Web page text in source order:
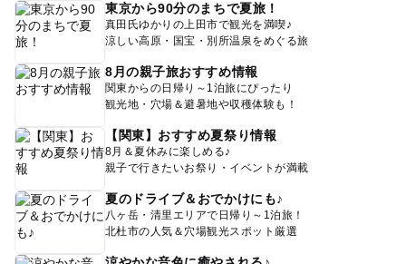
東京から90分のまちで夏旅！
真田氏ゆかりの上田市で観光を満喫♪
涼しい高原・国宝・別所温泉をめぐる旅
8月の親子旅おすすめ情報
関東からの日帰り～1泊旅にぴったり
観光地・穴場＆避暑地や収穫体験も！
【関東】おすすめ夏祭り情報
8月＆夏休みに楽しめる♪
親子で行きたいお祭り・イベントが満載
夏のドライブ＆おでかけにも♪
八ヶ岳・清里エリアで日帰り～1泊旅！
北杜市の人気＆穴場観光スポット厳選